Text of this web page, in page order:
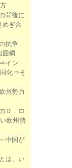
背後に
めぎ合
抗争
囲網
イン
同化⇒そ
州勢力
Ｄ．ロ
欧州勢
中国が
は、い